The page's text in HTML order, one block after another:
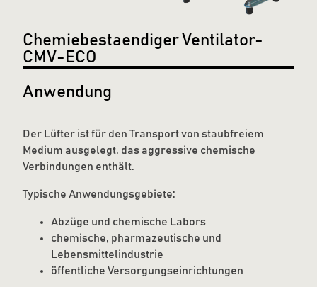
Chemiebestaendiger Ventilator-
CMV-ECO
Anwendung
Der Lüfter ist für den Transport von staubfreiem
Medium ausgelegt, das aggressive chemische
Verbindungen enthält.
Typische Anwendungsgebiete:
Abzüge und chemische Labors
chemische, pharmazeutische und
Lebensmittelindustrie
öffentliche Versorgungseinrichtungen